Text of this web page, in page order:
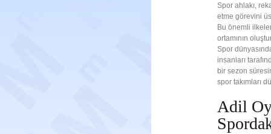
Spor ahlakı,
etme görevini
Bu önemli
ortamının
Spor
insanları
bir sezon
spor takımları
Adil